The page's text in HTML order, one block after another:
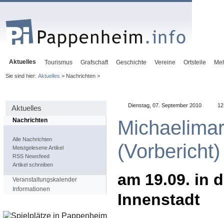
Aktuelles Tourismus Grafschaft Geschichte Vereine Ortsteile
Sie sind hier: Aktuelles > Nachrichten >
Aktuelles
Nachrichten
Alle Nachrichten
Meistgelesene Artikel
RSS Newsfeed
Artikel schreiben
Veranstaltungskalender
Informationen
Dienstag, 07. September 2010
(Vorbericht)
am 19.09. in
Innenstadt